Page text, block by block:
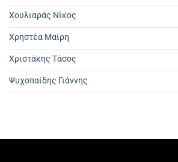
Χουλιαράς Νίκος
Χρηστέα Μαίρη
Χριστάκης Τάσος
Ψυχοπαίδης Γιάννης